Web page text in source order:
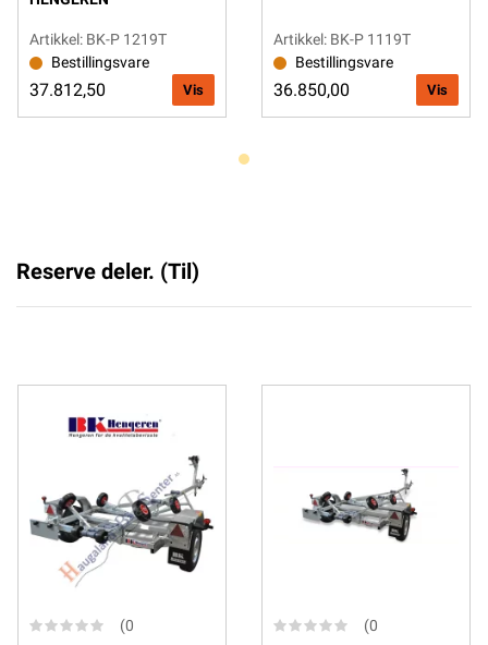
Artikkel: BK-P 1219T
Bestillingsvare
37.812,50 Vis
Artikkel: BK-P 1119T
Bestillingsvare
36.850,00 Vis
Reserve deler. (Til)
(0
(0